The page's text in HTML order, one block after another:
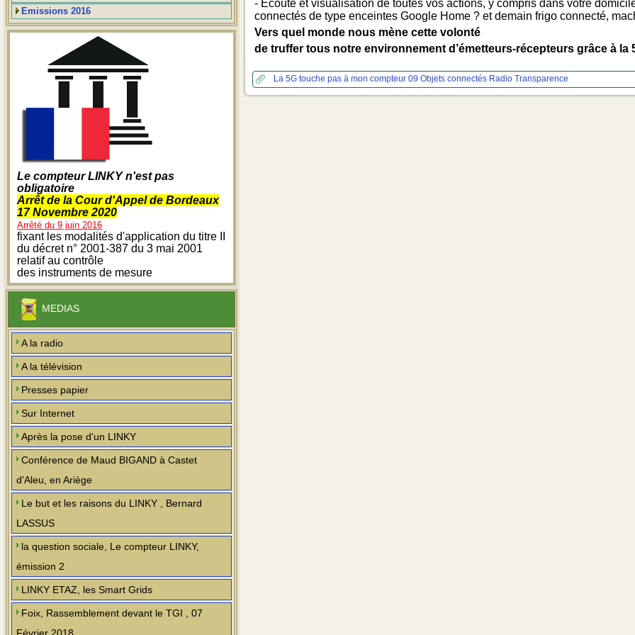
Emissions 2016
Le compteur LINKY n'est pas
obligatoire
Arrêt de la Cour d'Appel de Bordeaux
17 Novembre 2020
Arrêté du 9 juin 2016
fixant les modalités d'application du titre II
du décret n° 2001-387 du 3 mai 2001
relatif au contrôle
des instruments de mesure
MEDIAS
A la radio
A la télévision
Presses papier
Sur Internet
Après la pose d'un LINKY
Conférence de Maud BIGAND à Castet
d'Aleu, en Ariège
Le but et les raisons du LINKY , Bernard
LASSUS
la question sociale, Le compteur LINKY,
émission 2
LINKY ETAZ, les Smart Grids
Foix, Rassemblement devant le TGI , 07
Février 2018
- Ecoute et visualisation de toutes vos actions, y compris dans votre
connectés de type enceintes Google Home ? et demain frigo connecté,
Vers quel monde nous mène cette volonté
de truffer tous notre environnement d’émetteurs-récepteurs grâce à la
La 5G touche pas à mon compteur 09 Objets connectés Radio Transparence